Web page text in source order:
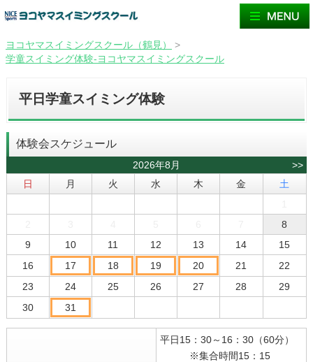
ヨコヤマスイミングスクール（鶴見）
>
学童スイミング体験-ヨコヤマスイミングスクール
平日学童スイミング体験
体験会スケジュール
2026年8月
>>
日
月 火 水 木 金
土
8
9
10 11 12 13 14
15
16
17 18 19 20 21
22
23
24 25 26 27 28
29
30
31
平日15：30～16：30（60分）
※集合時間15：15